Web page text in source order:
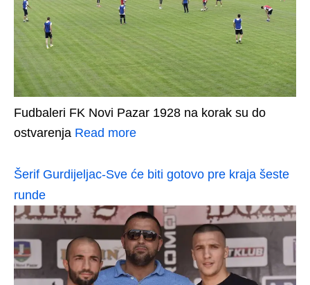
Fudbaleri FK Novi Pazar 1928 na korak su do
ostvarenja Read more
Šerif Gurdijeljac-Sve će biti gotovo pre kraja šeste
runde